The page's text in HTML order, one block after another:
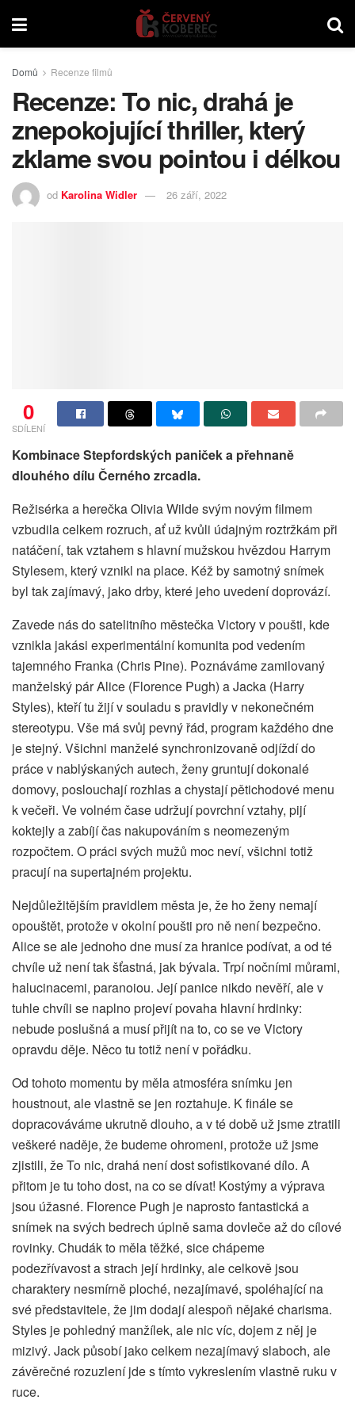
Domů Recenze filmů
Recenze: To nic, drahá je
znepokojující thriller, který
zklame svou pointou i délkou
od Karolina Widler 26 září, 2022
0
SDÍLENÍ
Kombinace Stepfordských paniček a přehnaně
dlouhého dílu Černého zrcadla.
Režisérka a herečka Olivia Wilde svým novým filmem
vzbudila celkem rozruch, ať už kvůli údajným roztržkám při
natáčení, tak vztahem s hlavní mužskou hvězdou Harrym
Stylesem, který vznikl na place. Kéž by samotný snímek
byl tak zajímavý, jako drby, které jeho uvedení doprovází.
Zavede nás do satelitního městečka Victory v poušti, kde
vznikla jakási experimentální komunita pod vedením
tajemného Franka (Chris Pine). Poznáváme zamilovaný
manželský pár Alice (Florence Pugh) a Jacka (Harry
Styles), kteří tu žijí v souladu s pravidly v nekonečném
stereotypu. Vše má svůj pevný řád, program každého dne
je stejný. Všichni manželé synchronizovaně odjíždí do
práce v nablýskaných autech, ženy gruntují dokonalé
domovy, poslouchají rozhlas a chystají pětichodové menu
k večeři. Ve volném čase udržují povrchní vztahy, pijí
koktejly a zabíjí čas nakupováním s neomezeným
rozpočtem. O práci svých mužů moc neví, všichni totiž
pracují na supertajném projektu.
Nejdůležitějším pravidlem města je, že ho ženy nemají
opouštět, protože v okolní poušti pro ně není bezpečno.
Alice se ale jednoho dne musí za hranice podívat, a od té
chvíle už není tak šťastná, jak bývala. Trpí nočními můrami,
halucinacemi, paranoiou. Její panice nikdo nevěří, ale v
tuhle chvíli se naplno projeví povaha hlavní hrdinky:
nebude poslušná a musí přijít na to, co se ve Victory
opravdu děje. Něco tu totiž není v pořádku.
Od tohoto momentu by měla atmosféra snímku jen
houstnout, ale vlastně se jen roztahuje. K finále se
dopracováváme ukrutně dlouho, a v té době už jsme ztratili
veškeré naděje, že budeme ohromeni, protože už jsme
zjistili, že To nic, drahá není dost sofistikované dílo. A
přitom je tu toho dost, na co se dívat! Kostýmy a výprava
jsou úžasné. Florence Pugh je naprosto fantastická a
snímek na svých bedrech úplně sama dovleče až do cílové
rovinky. Chudák to měla těžké, sice chápeme
podezřívavost a strach její hrdinky, ale celkově jsou
charaktery nesmírně ploché, nezajímavé, spoléhající na
své představitele, že jim dodají alespoň nějaké charisma.
Styles je pohledný manžílek, ale nic víc, dojem z něj je
mizivý. Jack působí jako celkem nezajímavý slaboch, ale
závěrečné rozuzlení jde s tímto vykreslením vlastně ruku v
ruce.